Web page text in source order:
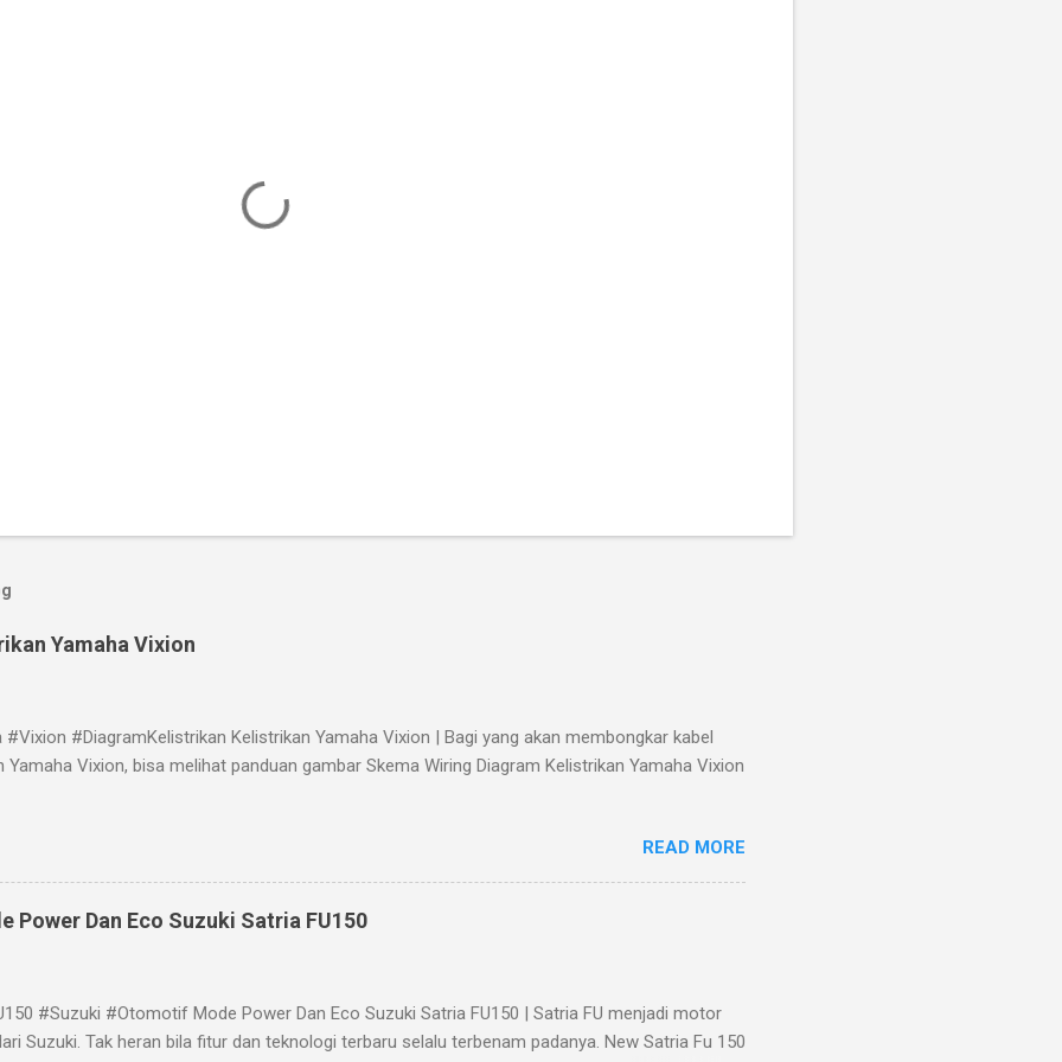
Yamaha Vixion
#Vixion #DiagramKelistrikan Kelistrikan Yamaha Vixion | Bagi yang akan membongkar kabel
Yamaha Vixion, bisa melihat panduan gambar Skema Wiring Diagram Kelistrikan Yamaha Vixion
READ MORE
Power Dan Eco Suzuki Satria FU150
#Suzuki #Otomotif Mode Power Dan Eco Suzuki Satria FU150 | Satria FU menjadi motor
Suzuki. Tak heran bila fitur dan teknologi terbaru selalu terbenam padanya. New Satria Fu 150